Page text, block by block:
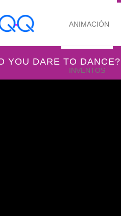
ANIMACIÓN
INVENTOS
YOU DARE TO DANCE?